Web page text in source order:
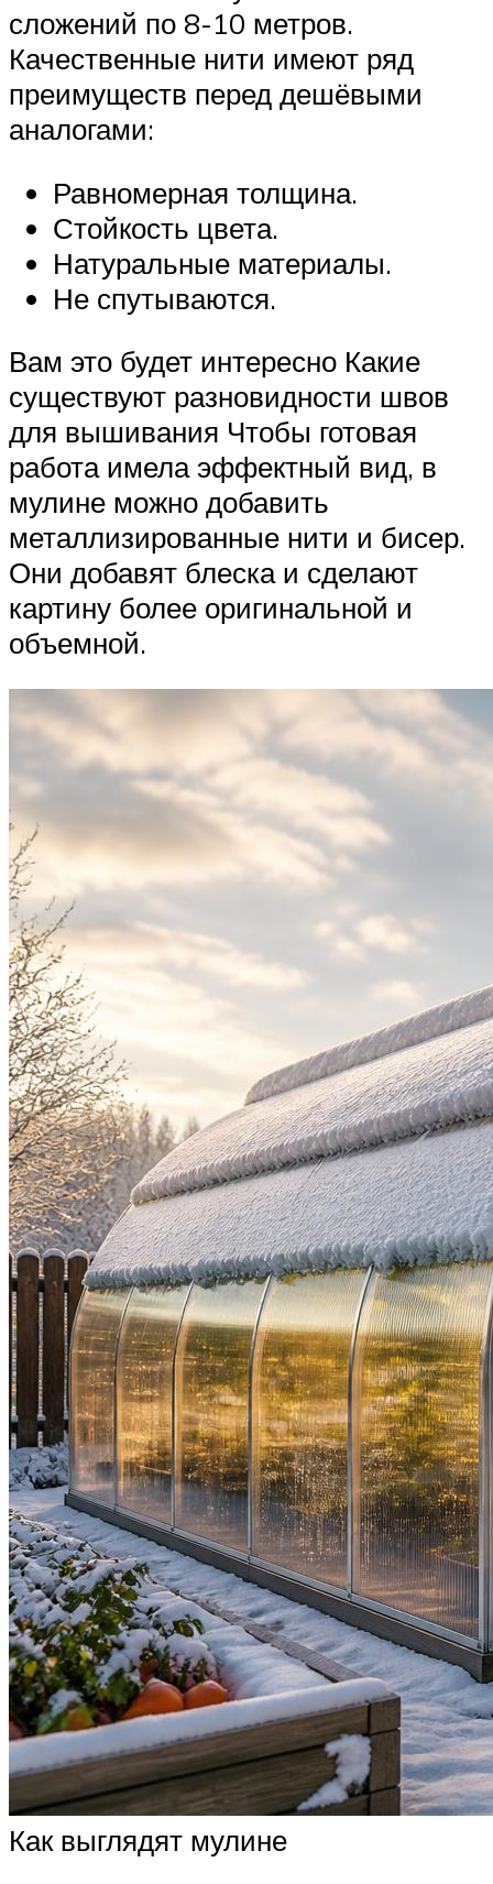
сложений по 8-10 метров.
Качественные нити имеют ряд
преимуществ перед дешёвыми
аналогами:
Равномерная толщина.
Стойкость цвета.
Натуральные материалы.
Не спутываются.
Вам это будет интересно Какие
существуют разновидности швов
для вышивания Чтобы готовая
работа имела эффектный вид, в
мулине можно добавить
металлизированные нити и бисер.
Они добавят блеска и сделают
картину более оригинальной и
объемной.
Как выглядят мулине